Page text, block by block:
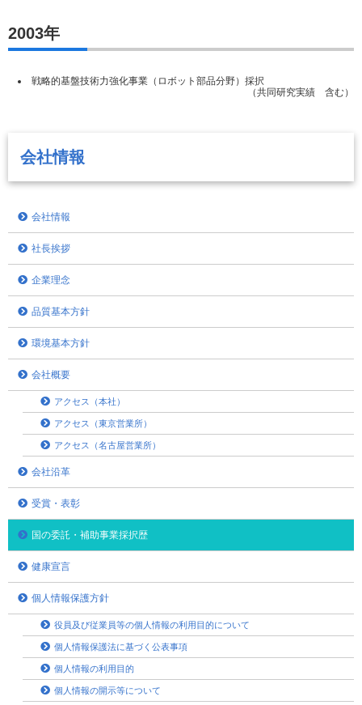
2003年
戦略的基盤技術力強化事業（ロボット部品分野）採択
（共同研究実績 含む）
会社情報
会社情報
社長挨拶
企業理念
品質基本方針
環境基本方針
会社概要
アクセス（本社）
アクセス（東京営業所）
アクセス（名古屋営業所）
会社沿革
受賞・表彰
国の委託・補助事業採択歴
健康宣言
個人情報保護方針
役員及び従業員等の個人情報の利用目的について
個人情報保護法に基づく公表事項
個人情報の利用目的
個人情報の開示等について